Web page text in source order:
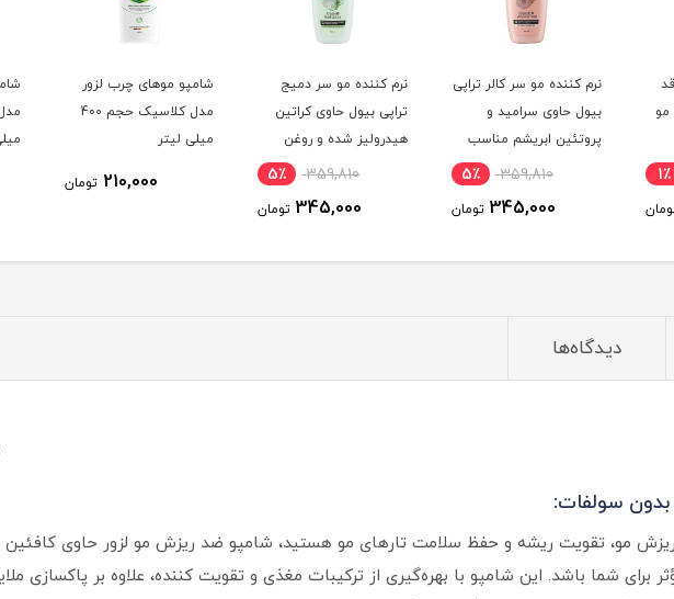
مو
1٪
نرم کننده مو سر کالر تراپی
بیول حاوی سرامید و
پروتئین ابریشم مناسب
موهای رنگ و دکلره شده
359,810 5٪
345,000 تومان
نرم کننده مو سر دمیج
تراپی بیول حاوی کراتین
هیدرولیز شده و روغن
دانه کینوا مناسب موهای
دیده بدون سولفات حجم
359,810 5٪
345,000 تومان
شامپو موهای چرب لزور
مدل کلاسیک حجم 400
میلی لیتر
210,000 تومان
دیدگاه‌ها
سولفات:
مو، تقویت ریشه و حفظ سلامت تارهای مو هستید، شامپو ضد ریزش مو لزور حاوی
برای شما باشد. این شامپو با بهره‌گیری از ترکیبات مغذی و تقویت‌ کننده، علاوه‌ بر پاکسازی